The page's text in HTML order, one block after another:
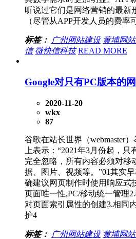
听说过它们是网络营销的最新
（尽管从APP开发人员的费率
标签： 广州网站建设 黄埔网
信 微快信科技 READ MORE
Google对只有PC版本的
2020-11-20
wkx
87
谷歌在站长世界（webmaster
上表示：“2021年3月份起，
完全忽略，所有内容必须对移
据、图片、视频等。”01其实
确建议网页制作时使用响应式
页面唯一性,PC/移动统一管理
对页面索引属性的创建3.相同
护4
标签： 广州网站建设 黄埔网